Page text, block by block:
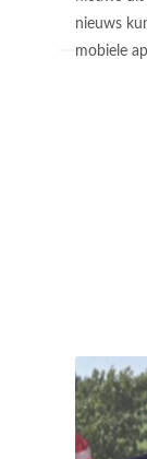
nieuws
mobiele